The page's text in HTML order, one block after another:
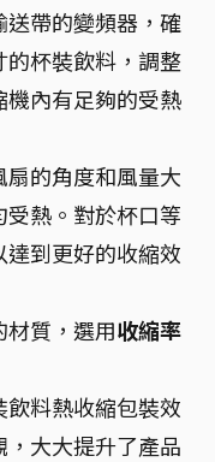
送帶的變頻器，確
杯裝飲料，調整
內有足夠的受熱
扇的角度和風量大
熱。對於杯口等
到更好的收縮效
材質，選用收縮率
料熱收縮包裝效
大大提升了產品